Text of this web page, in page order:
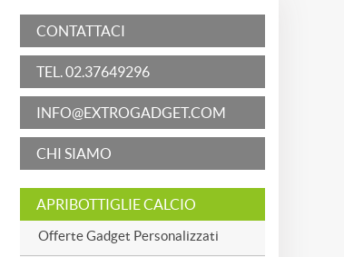
CONTATTACI
TEL. 02.37649296
INFO@EXTROGADGET.COM
CHI SIAMO
APRIBOTTIGLIE CALCIO
Offerte Gadget Personalizzati